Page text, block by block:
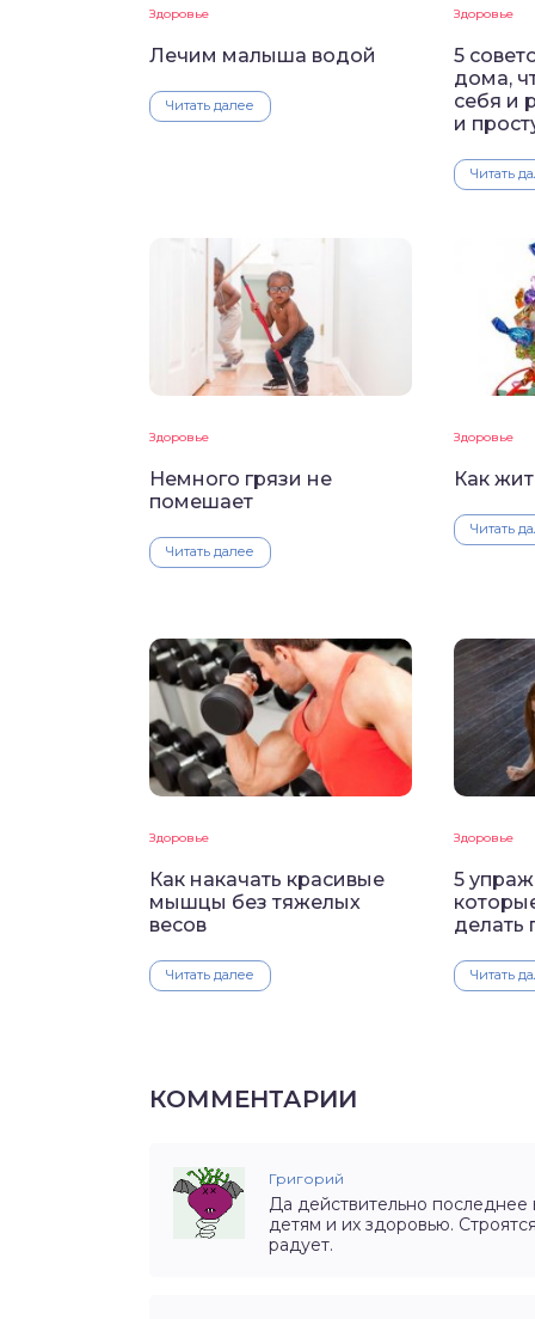
Здоровье
Лечим малыша водой
Читать далее
Здоровье
5
дома,
себя и
и
Читать
Здоровье
Немного грязи не
помешает
Читать далее
Здоровье
Как
Читать
Здоровье
Как накачать красивые
мышцы без тяжелых
весов
Читать далее
Здоровье
5
делать
Читать
КОММЕНТАРИИ
Григорий
Да действительно
детям и их здоровью.
радует.